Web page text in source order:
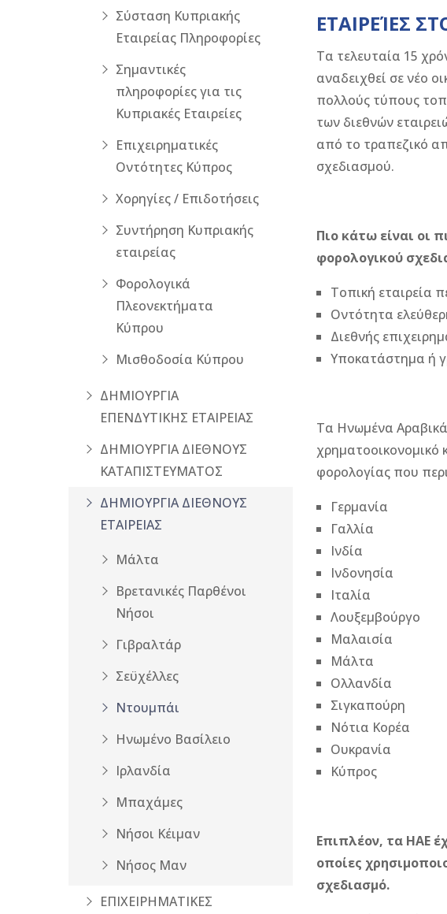
Σύσταση Κυπριακής
Εταιρείας Πληροφορίες
Σημαντικές
πληροφορίες για τις
Κυπριακές Εταιρείες
Επιχειρηματικές
Οντότητες Κύπρος
Χορηγίες / Επιδοτήσεις
Συντήρηση Κυπριακής
εταιρείας
Φορολογικά
Πλεονεκτήματα
Κύπρου
Μισθοδοσία Κύπρου
ΔΗΜΙΟΥΡΓΙΑ
ΕΠΕΝΔΥΤΙΚΗΣ ΕΤΑΙΡΕΙΑΣ
ΔΗΜΙΟΥΡΓΙΑ ΔΙΕΘΝΟΥΣ
ΚΑΤΑΠΙΣΤΕΥΜΑΤΟΣ
ΔΗΜΙΟΥΡΓΙΑ ΔΙΕΘΝΟΥΣ
ΕΤΑΙΡΕΙΑΣ
Μάλτα
Βρετανικές Παρθένοι
Νήσοι
Γιβραλτάρ
Σεϋχέλλες
Ντουμπάι
Ηνωμένο Βασίλειο
Ιρλανδία
Μπαχάμες
Νήσοι Κέιμαν
Νήσος Μαν
ΕΠΙΧΕΙΡΗΜΑΤΙΚΕΣ
ΕΤΑΙΡΕΊΕΣ
Τα τελευταία 15
αναδειχθεί σε νέο
πολλούς τύπους
των διεθνών
από το τραπεζικό
σχεδιασμού.
Πιο κάτω είναι οι
φορολογικού
Τοπική εταιρεία
Οντότητα
Διεθνής
Υποκατάστημα ή
Τα Ηνωμένα
χρηματοοικονομικό
φορολογίας που
Γερμανία
Γαλλία
Ινδία
Ινδονησία
Ιταλία
Λουξεμβούργο
Μαλαισία
Μάλτα
Ολλανδία
Σιγκαπούρη
Νότια Κορέα
Ουκρανία
Κύπρος
Επιπλέον, τα ΗΑΕ
οποίες
σχεδιασμό.